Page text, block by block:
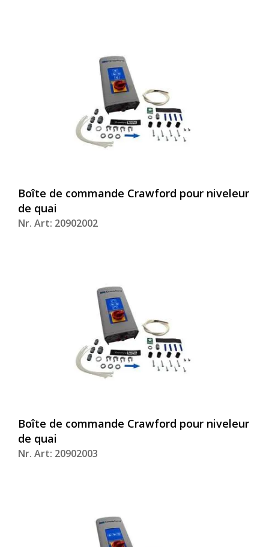
Boîte de commande Crawford pour niveleur
de quai
Nr. Art: 20902002
Boîte de commande Crawford pour niveleur
de quai
Nr. Art: 20902003